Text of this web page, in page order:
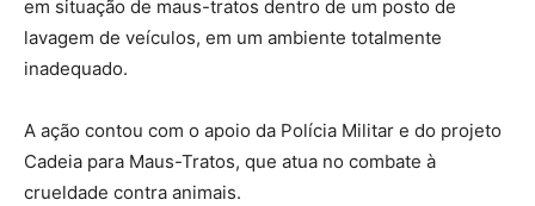
em situação de maus-tratos dentro de um posto de
lavagem de veículos, em um ambiente totalmente
inadequado.
A ação contou com o apoio da Polícia Militar e do projeto
Cadeia para Maus-Tratos, que atua no combate à
crueldade contra animais.